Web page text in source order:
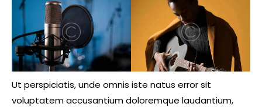
Ut perspiciatis, unde omnis iste natus error sit
voluptatem accusantium doloremque laudantium,